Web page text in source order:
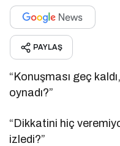
PAYLAŞ
“Konuşması geç
oynadı?”
“Dikkatini hiç
izledi?”